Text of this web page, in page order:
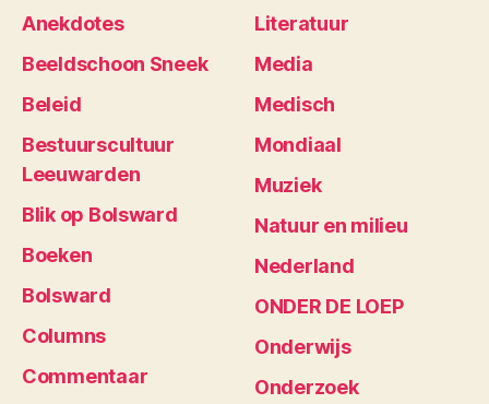
Anekdotes
Beeldschoon Sneek
Beleid
Bestuurscultuur
Leeuwarden
Blik op Bolsward
Boeken
Bolsward
Columns
Commentaar
Literatuur
Media
Medisch
Mondiaal
Muziek
Natuur en milieu
Nederland
ONDER DE LOEP
Onderwijs
Onderzoek